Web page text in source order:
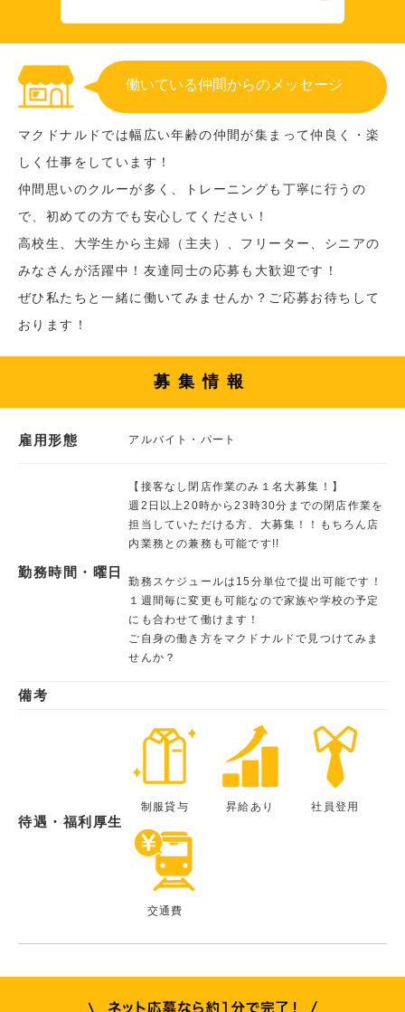
働いている仲間からのメッセージ
マクドナルドでは幅広い年齢の仲間が集まって仲良く・楽
しく仕事をしています！
仲間思いのクルーが多く、トレーニングも丁寧に行うの
で、初めての方でも安心してください！
高校生、大学生から主婦（主夫）、フリーター、シニアの
みなさんが活躍中！友達同士の応募も大歓迎です！
ぜひ私たちと一緒に働いてみませんか？ご応募お待ちして
おります！
募集情報
雇用形態 アルバイト・パート
勤務時間・曜日
【接客なし閉店作業のみ１名大募集！】
週2日以上20時から23時30分までの閉店作業を
担当していただける方、大募集！！もちろん店
内業務との兼務も可能です!!
勤務スケジュールは15分単位で提出可能です！
１週間毎に変更も可能なので家族や学校の予定
にも合わせて働けます！
ご自身の働き方をマクドナルドで見つけてみま
せんか？
備考
待遇・福利厚生
制服貸与 昇給あり 社員登用
交通費